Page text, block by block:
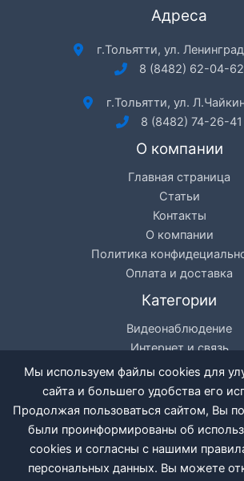
Адреса
г.Тольятти, ул.
8 (8482) 62-04-62
г.Тольятти, ул.
8 (8482) 74-26-41
О компании
Главная страница
Статьи
Контакты
О компании
Политика
Оплата и доставка
Категории
Видеонаблюдение
Интернет и связь
Цифровое
Кондиционеры
Разное
Мы используем файлы cookies для
сайта и большего удобства его
Продолжая пользоваться сайтом, Вы
были проинформированы об
cookies и согласны с нашими
персональных данных. Вы можете